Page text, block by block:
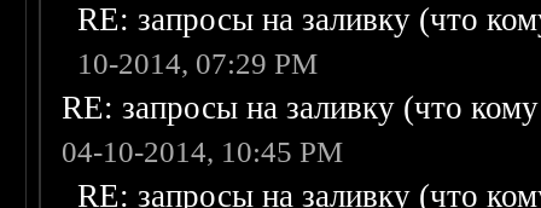
RE: запросы на заливку (что
10-2014, 07:29 PM
RE: запросы на заливку (что
04-10-2014, 10:45 PM
RE: запросы на заливку (что